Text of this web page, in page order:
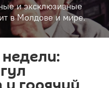
и эксклюзивные
в Молдове и мире.